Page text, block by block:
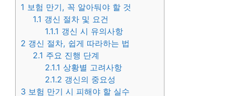
1 보험 만기, 꼭 알아둬야 할 것
1.1 갱신 절차 및 요건
1.1.1 갱신 시 유의사항
2 갱신 절차, 쉽게 따라하는 법
2.1 주요 진행 단계
2.1.1 상황별 고려사항
2.1.2 갱신의 중요성
3 보험 만기 시 피해야 할 실수